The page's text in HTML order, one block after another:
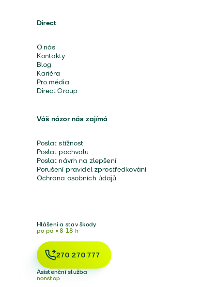
Direct
O nás
Kontakty
Blog
Kariéra
Pro média
Direct Group
Váš názor nás zajímá
Poslat stížnost
Poslat pochvalu
Poslat návrh na zlepšení
Porušení pravidel zprostředkování
Ochrana osobních údajů
Hlášení a stav škody
po-pá • 8-18 h
270 270 777
Asistenční služba
nonstop